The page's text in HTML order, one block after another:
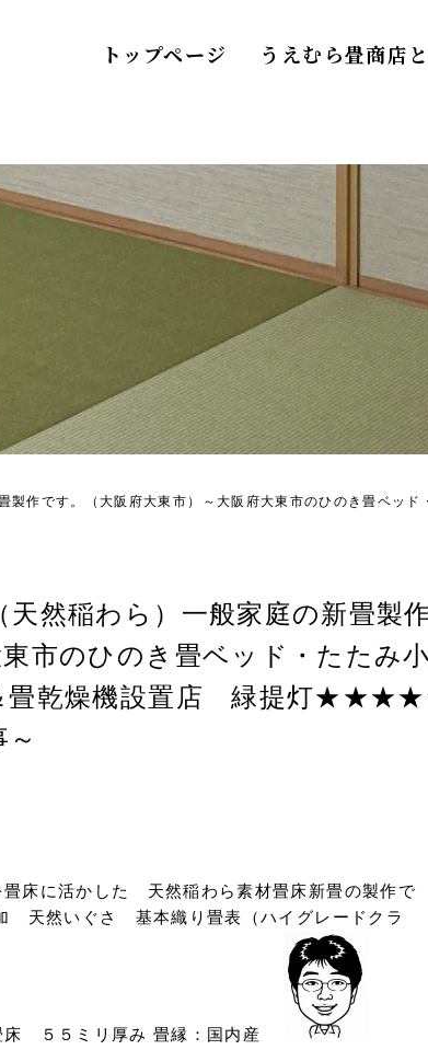
トップページ うえむら畳商店
製作です。（大阪府大東市）～大阪府大東市のひのき畳ベッ
然稲わら）一般家庭の新畳製
市のひのき畳ベッド・たたみ
＆畳乾燥機設置店 緑提灯
床に活かした 天然稲わら素材畳床新畳の製作で
天然いぐさ 基本織り畳表（ハイグレードクラ
床 ５５ミリ厚み 畳縁：国内産